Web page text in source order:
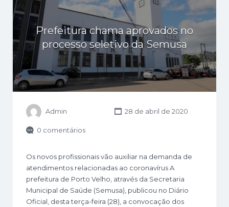
Prefeitura chama aprovados no
processo seletivo da Semusa
Admin 28 de abril de 2020
0 comentários
Os novos profissionais vão auxiliar na demanda de
atendimentos relacionadas ao coronavírus A
prefeitura de Porto Velho, através da Secretaria
Municipal de Saúde (Semusa), publicou no Diário
Oficial, desta terça-feira (28), a convocação dos